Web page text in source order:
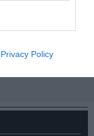
Privacy Policy
a contenidos